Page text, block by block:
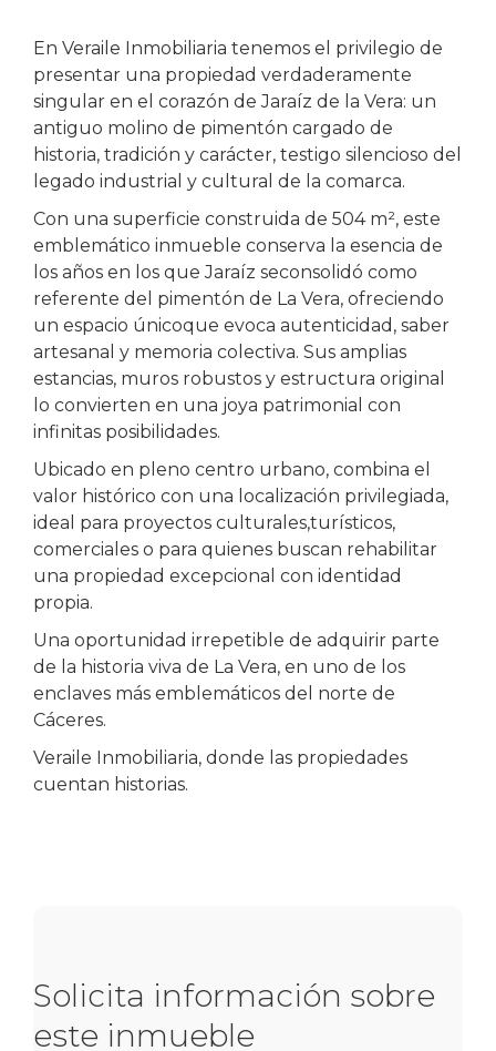
En Veraile Inmobiliaria tenemos el privilegio de
presentar una propiedad verdaderamente
singular en el corazón de Jaraíz de la Vera: un
antiguo molino de pimentón cargado de
historia, tradición y carácter, testigo silencioso del
legado industrial y cultural de la comarca.
Con una superficie construida de 504 m², este
emblemático inmueble conserva la esencia de
los años en los que Jaraíz seconsolidó como
referente del pimentón de La Vera, ofreciendo
un espacio únicoque evoca autenticidad, saber
artesanal y memoria colectiva. Sus amplias
estancias, muros robustos y estructura original
lo convierten en una joya patrimonial con
infinitas posibilidades.
Ubicado en pleno centro urbano, combina el
valor histórico con una localización privilegiada,
ideal para proyectos culturales,turísticos,
comerciales o para quienes buscan rehabilitar
una propiedad excepcional con identidad
propia.
Una oportunidad irrepetible de adquirir parte
de la historia viva de La Vera, en uno de los
enclaves más emblemáticos del norte de
Cáceres.
Veraile Inmobiliaria, donde las propiedades
cuentan historias.
Solicita información sobre
este inmueble